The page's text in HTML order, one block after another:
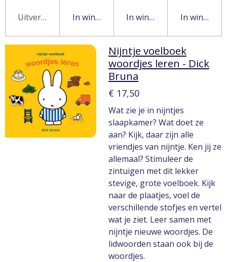
Uitverkocht In winkelwagenIn winkelwagen
In
Nijntje voelboek
woordjes leren - Dick
Bruna
€ 17,50
Wat zie je in nijntjes
slaapkamer? Wat doet ze
aan? Kijk, daar zijn alle
vriendjes van nijntje. Ken jij ze
allemaal? Stimuleer de
zintuigen met dit lekker
stevige, grote voelboek. Kijk
naar de plaatjes, voel de
verschillende stofjes en vertel
wat je ziet. Leer samen met
nijntje nieuwe woordjes. De
lidwoorden staan ook bij de
woordjes.